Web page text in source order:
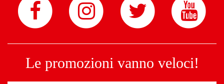
Le promozioni vanno veloci!